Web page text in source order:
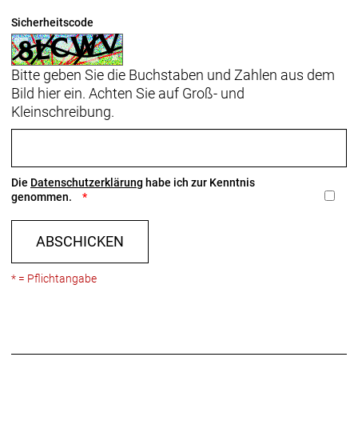
Sicherheitscode
Bitte geben Sie die Buchstaben und Zahlen aus dem
Bild hier ein. Achten Sie auf Groß- und
Kleinschreibung.
Die Datenschutzerklärung habe ich zur Kenntnis
genommen.
ABSCHICKEN
* = Pflichtangabe